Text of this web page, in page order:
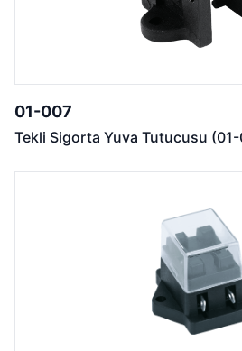
01-007
Tekli Sigorta Yuva Tutucusu